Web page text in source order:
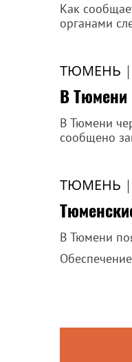
Как
органами
ТЮМЕНЬ |
В Тюмени
В Тюмени
сообщено
ТЮМЕНЬ |
В Тюмени